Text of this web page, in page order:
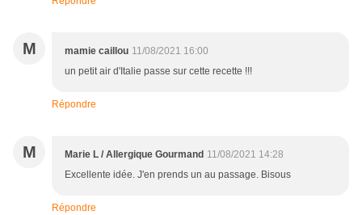
M mamie caillou 11/08/2021 16:00
un petit air d'Italie passe sur cette recette !!!
Répondre
M Marie L / Allergique Gourmand 11/08/2021 14:28
Excellente idée. J'en prends un au passage. Bisous
Répondre